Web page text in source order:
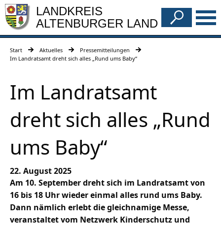
LANDKREIS
ALTENBURGER LAND
Start Aktuelles
Pressemitteilungen
Im Landratsamt dreht sich alles „Rund ums Baby“
Im Landratsamt
dreht sich alles „Rund
ums Baby“
22. August 2025
Am 10. September dreht sich im Landratsamt von
16 bis 18 Uhr wieder einmal alles rund ums Baby.
Dann nämlich erlebt die gleichnamige Messe,
veranstaltet vom Netzwerk Kinderschutz und